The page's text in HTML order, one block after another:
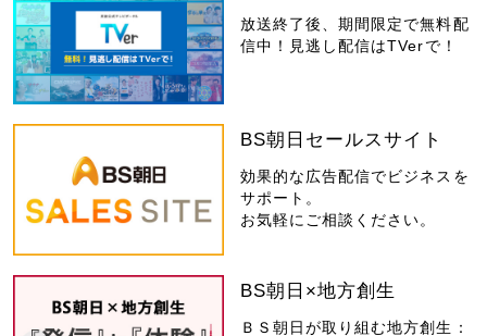
放送終了後、期間限定で無料配
信中！見逃し配信はTVerで！
BS朝日セールスサイト
効果的な広告配信でビジネスを
サポート。
お気軽にご相談ください。
BS朝日×地方創生
ＢＳ朝日が取り組む地方創生：